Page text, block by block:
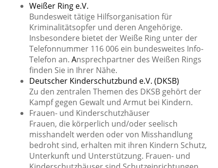
Weißer Ring e.V.
Bundesweit tätige Hilfsorganisation für
Kriminalitätsopfer und deren Angehörige.
Insbesondere bietet der Weiße Ring unter der
Telefonnummer 116 006 ein bundesweites Info-
Telefon an. Ansprechpartner des Weißen Rings
finden Sie in Ihrer Nähe.
Deutscher Kinderschutzbund e.V. (DKSB)
Zu den zentralen Themen des DKSB gehört der
Kampf gegen Gewalt und Armut bei Kindern.
Frauen- und Kinderschutzhäuser
Frauen, die körperlich und/oder seelisch
misshandelt werden oder von Misshandlung
bedroht sind, erhalten mit ihren Kindern Schutz,
Unterkunft und Unterstützung. Frauen- und